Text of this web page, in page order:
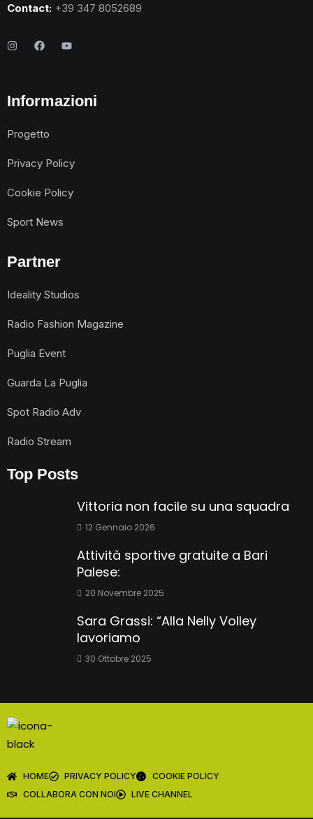
Contact: +39 347 8052689
Informazioni
Progetto
Privacy Policy
Cookie Policy
Sport News
Partner
Ideality Studios
Radio Fashion Magazine
Puglia Event
Guarda La Puglia
Spot Radio Adv
Radio Stream
Top Posts
Vittoria non facile su una squadra
12 Gennaio 2026
Attività sportive gratuite a Bari
Palese:
20 Novembre 2025
Sara Grassi: “Alla Nelly Volley
lavoriamo
30 Ottobre 2025
HOME PRIVACY POLICY
COOKIE POLICY
COLLABORA CON NOI
LIVE CHANNEL